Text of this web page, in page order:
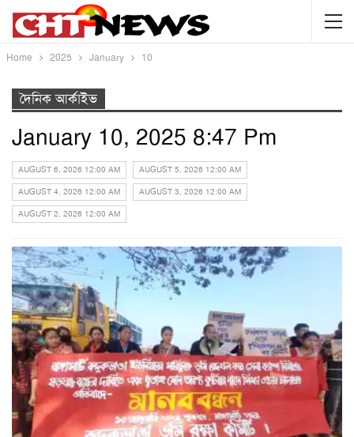
Home 2025 January 10
দৈনিক আর্কাইভ
January 10, 2025 8:47 Pm
AUGUST 6, 2026 12:00 AM AUGUST 5, 2026 12:00 AM
AUGUST 4, 2026 12:00 AM AUGUST 3, 2026 12:00 AM
AUGUST 2, 2026 12:00 AM